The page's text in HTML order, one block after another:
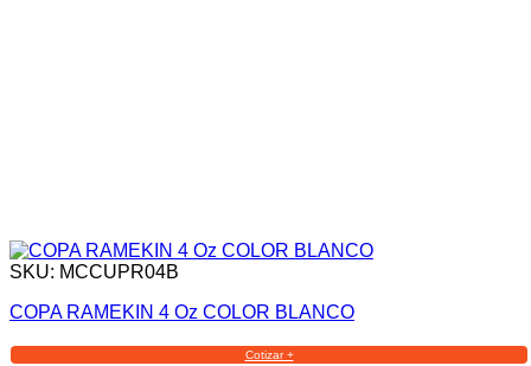
SKU: MCCUPR04B
COPA RAMEKIN 4 Oz COLOR BLANCO
Cotizar +